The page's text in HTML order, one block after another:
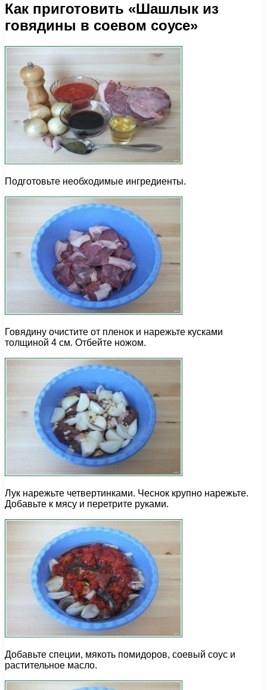
Как приготовить «Шашлык из
говядины в соевом соусе»
Подготовьте необходимые ингредиенты.
Говядину очистите от пленок и нарежьте кусками
толщиной 4 см. Отбейте ножом.
Лук нарежьте четвертинками. Чеснок крупно нарежьте.
Добавьте к мясу и перетрите руками.
Добавьте специи, мякоть помидоров, соевый соус и
растительное масло.